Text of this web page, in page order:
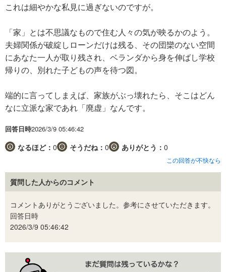
これは細やかな私見に過ぎないのですが。
「家」とは不思議なもので住む人々の気が映るかのよう。
夫婦関係が破綻しローンだけは残る、その団欒のない空間
にあなた一人が取り残され、ベランダから身を伸ばし学校
帰りの、別れた子どもの声を待つ図。
端的に言ってしまえば、家族がぶっ壊れたら、そこはどん
なに立派な家であれ「廃虚」なんです。
回答日時2026/3/9 05:46:42
なるほど： 0 そうだね： 0 ありがとう： 0
この回答が不快なら
質問した人からのコメント
コメントありがとうございました。参考にさせていただきます。
回答日時
2026/3/9 05:46:42